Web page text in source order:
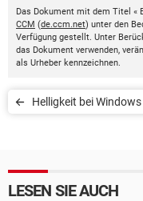
Das Dokument mit dem Titel «
CCM (de.ccm.net) unter den
Verfügung gestellt. Unter
das Dokument verwenden,
als Urheber kennzeichnen.
Helligkeit bei
LESEN SIE AUCH